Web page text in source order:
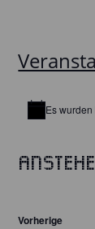
Hinweis
Es
wählen.
Vorherige